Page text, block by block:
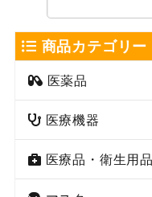
商品カテゴリー
医薬品
医療機器
医療品・衛生用品